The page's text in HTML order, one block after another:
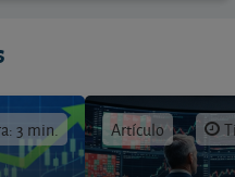
3 min. Artículo